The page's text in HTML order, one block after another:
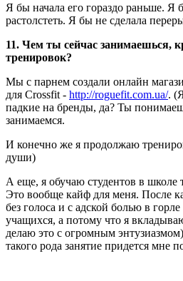
Я бы начала его гораздо раньше. Я
растолстеть. Я бы не сделала
11. Чем ты сейчас занимаешься,
тренировок?
Мы с парнем создали онлайн
для Crossfit - http://roguefit.com.ua/.
падкие на бренды, да? Ты
занимаемся.
И конечно же я продолжаю
души)
А еще, я обучаю студентов в школе
Это вообще кайф для меня. После
без голоса и с адской болью в
учащихся, а потому что я
делаю это с огромным
такого рода занятие придется мне